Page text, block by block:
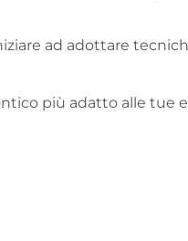
ad adottare
più adatto alle tue